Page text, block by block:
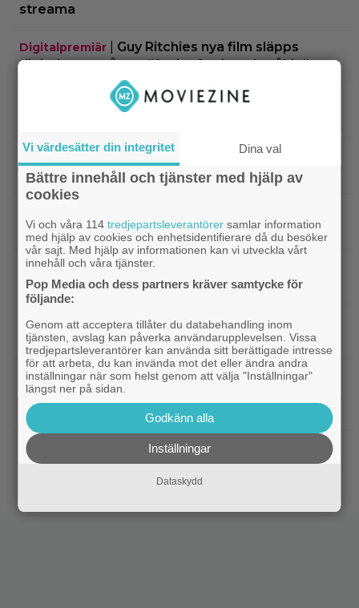
streama
Digitalpremiär
Guy Ritchies nya film släpps
digitalt men sågas: ”Actionfattig och tråkig”
Ikväll på tv: Kika in en ”perfekt” thriller
2 säsonger av brittisk deckare
kommer till SVT Play – baserad på svensk bok
Chan vill glömma: ”Gillar den fortfarande inte”
Fantasy |Sista chansen: 2010-talets mest episka
fantasytrilogi lämnar Netflix i augusti
Christopher Nolan|Christopher Nolans
favoritkomedi är hyllad kultrulle från 1987
Exklusivt|”Svärtan”-aktuella Ture Nermans
favoritfilm är en klassiker från 1994:
”Fantastisk”
Prime Video
Fängslande action i Daniel
Radcliffes drama från 2020 – nu på streaming
Vi värdesätter din integritet Dina val
Bättre innehåll och tjänster med hjälp av
cookies
Vi och våra 114tredjepartsleverantörer samlar information
med hjälp av cookies och enhetsidentifierare då du besöker
vår sajt. Med hjälp av informationen kan vi utveckla vårt
innehåll och våra tjänster.
Pop Media och dess partners kräver samtycke för
följande:
Genom att acceptera tillåter du databehandling inom
tjänsten, avslag kan påverka användarupplevelsen. Vissa
tredjepartsleverantörer kan använda sitt berättigade intresse
för att arbeta, du kan invända mot det eller ändra andra
inställningar när som helst genom att välja "Inställningar"
längst ner på sidan.
Godkänn alla
Inställningar
Dataskydd